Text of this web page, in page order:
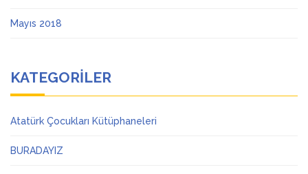
Mayıs 2018
KATEGORILER
Atatürk Çocukları Kütüphaneleri
BURADAYIZ